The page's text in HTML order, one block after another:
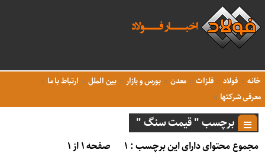
خانه فولاد فلزات معدن بورس و بازار بین الملل
ارتباط با ما
معرفی شرکتها
برچسب " قیمت سنگ "
مجموع محتوای دارای این برچسب : ۱
صفحه ۱ از ۱